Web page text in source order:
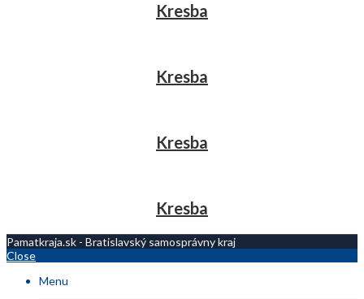
Kresba
Kresba
Kresba
Kresba
Pamatkraja.sk - Bratislavský samosprávny kraj
Close
Menu